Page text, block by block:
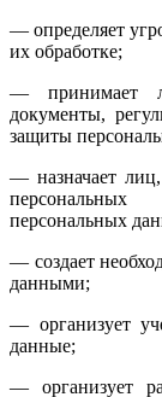
— определяет
их обработке;
— принимает
документы,
защиты
— назначает лиц,
персональных
персональных
— создает
данными;
— организует
данные;
— организует